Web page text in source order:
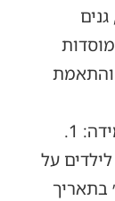
חדשים, להרחיב מבנים, לבנות קומות חדשות, להקים מעל לכ-100 כיתות לימוד חדשות, לבצע הנגשות ב-150 מוסדות
והתאמת
שורת בשורות חשובות בחינוך הירושלמי לשנת הלימודים החדשה: בית ספר, גני ילדים, כיתות לימוד, מרכזי למידה: 1.
תקשורת לילדים על
שלוה. 3. חניכת ׳פריזמה׳ בתאריך